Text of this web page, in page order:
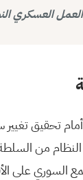
العمل العسكري
تحقيق
من
السوري على